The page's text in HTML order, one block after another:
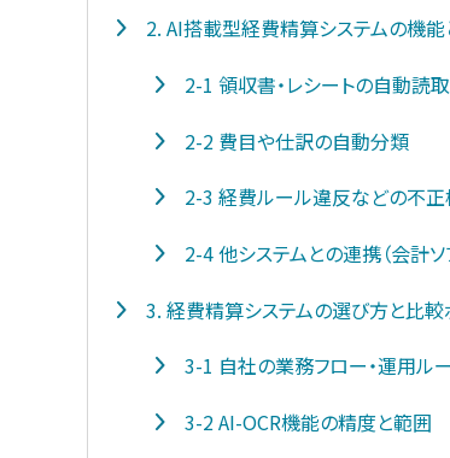
2. AI搭載型経費精算システムの機
2-1 領収書・レシートの自動読取
2-2 費目や仕訳の自動分類
2-3 経費ルール違反などの不
2-4 他システムとの連携（会計ソ
3. 経費精算システムの選び方と比較
3-1 自社の業務フロー・運用ル
3-2 AI-OCR機能の精度と範囲